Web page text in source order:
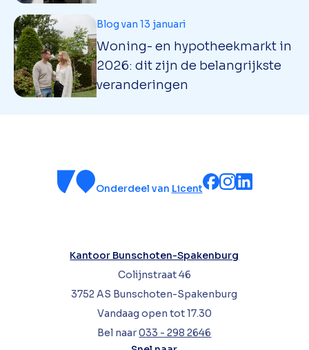
Woning- en hypotheekmarkt in
2026: dit zijn de belangrijkste
veranderingen
Blog van 13 januari
Onderdeel van Licent
Kantoor Bunschoten-Spakenburg
Colijnstraat 46
3752 AS Bunschoten-Spakenburg
Vandaag open tot 17.30
Bel naar033 - 298 2646